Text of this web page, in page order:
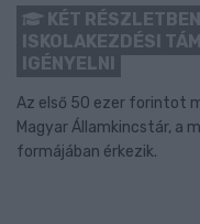
KÉT
ISKOLAKEZDÉSI
IGÉNYELNI
Az első 50 ezer forintot
Magyar Államkincstár, a
formájában érkezik.